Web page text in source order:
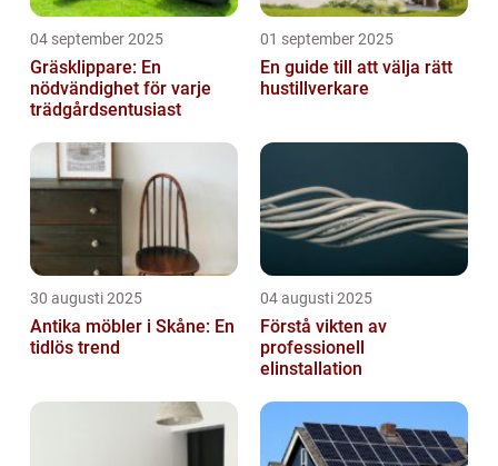
04 september 2025
Gräsklippare: En
nödvändighet för varje
trädgårdsentusiast
01 september 2025
En guide till att välja rätt
hustillverkare
30 augusti 2025
Antika möbler i Skåne: En
tidlös trend
04 augusti 2025
Förstå vikten av
professionell
elinstallation